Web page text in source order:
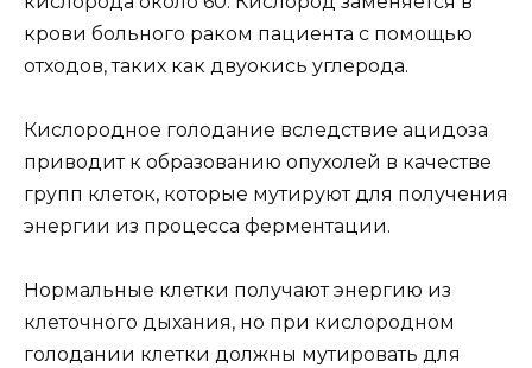
крови больного раком пациента с помощью
отходов, таких как двуокись углерода.
Кислородное голодание вследствие ацидоза
приводит к образованию опухолей в качестве
групп клеток, которые мутируют для получения
энергии из процесса ферментации.
Нормальные клетки получают энергию из
клеточного дыхания, но при кислородном
голодании клетки должны мутировать для